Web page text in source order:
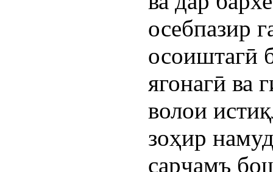
осебпазир
осоиштагӣ
ягонагӣ ва
волои
зоҳир
сарҷамъ